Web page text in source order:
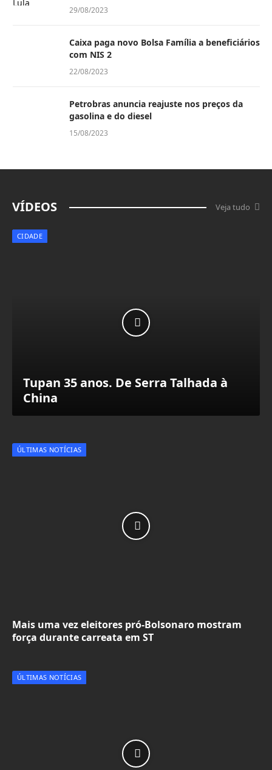
29/08/2023
Caixa paga novo Bolsa Família a beneficiários
com NIS 2
22/08/2023
Petrobras anuncia reajuste nos preços da
gasolina e do diesel
15/08/2023
VÍDEOS Veja tudo
CIDADE
Tupan 35 anos. De Serra Talhada à
China
ÚLTIMAS NOTÍCIAS
Mais uma vez eleitores pró-Bolsonaro mostram
força durante carreata em ST
ÚLTIMAS NOTÍCIAS